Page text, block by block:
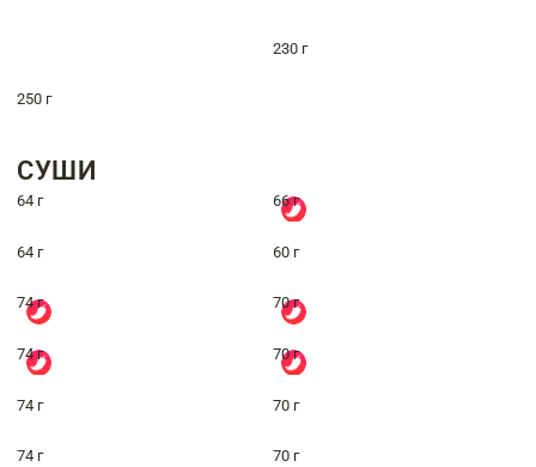
230 г
250 г
СУШИ
64 г 66 г
64 г 60 г
74 г 70 г
74 г 70 г
74 г 70 г
74 г 70 г